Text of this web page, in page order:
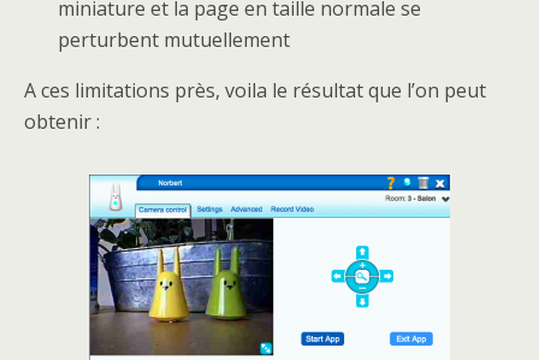
miniature et la page en taille normale se
perturbent mutuellement
A ces limitations près, voila le résultat que l’on peut
obtenir :